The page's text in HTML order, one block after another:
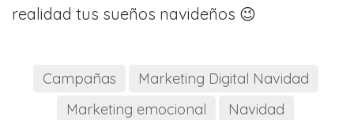
realidad tus sueños navideños 😉
Campañas
Marketing Digital Navidad
Marketing emocional
Navidad